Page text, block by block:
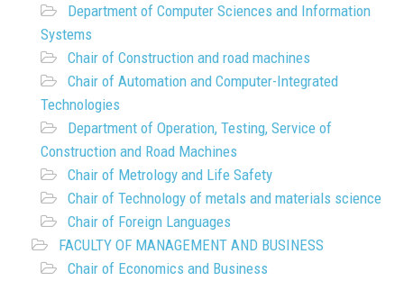
Department of Computer Sciences and Information
Systems
Chair of Construction and road machines
Chair of Automation and Computer-Integrated
Technologies
Department of Operation, Testing, Service of
Construction and Road Machines
Chair of Metrology and Life Safety
Chair of Technology of metals and materials science
Chair of Foreign Languages
FACULTY OF MANAGEMENT AND BUSINESS
Chair of Economics and Business